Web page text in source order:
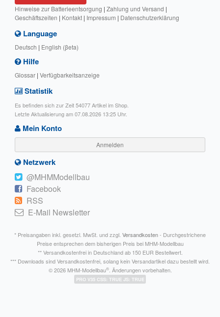
Hinweise zur Batterieentsorgung | Zahlung und Versand |
Geschäftszeiten | Kontakt | Impressum | Datenschutzerklärung
Language
Deutsch | English (βeta)
Hilfe
Glossar | Verfügbarkeitsanzeige
Statistik
Es befinden sich zur Zeit 54077 Artikel im Shop.
Letzte Aktualisierung am 07.08.2026 13:25 Uhr.
Mein Konto
Anmelden
Netzwerk
@MHMModellbau
Facebook
RSS
E-Mail Newsletter
* Preisangaben inkl. gesetzl. MwSt. und zzgl. Versandkosten- Durchgestrichene
Preise entsprechen dem bisherigen Preis bei MHM-Modellbau
** Versandkostenfrei in Deutschland ab 150 EUR Bestellwert.
*** Downloads sind Versandkostenfrei, solang kein Versandartikel dazu bestellt wird.
© 2026 MHM-Modellbau®. Änderungen vorbehalten.
PRO V35 CSS: TRUE JS: TRUE